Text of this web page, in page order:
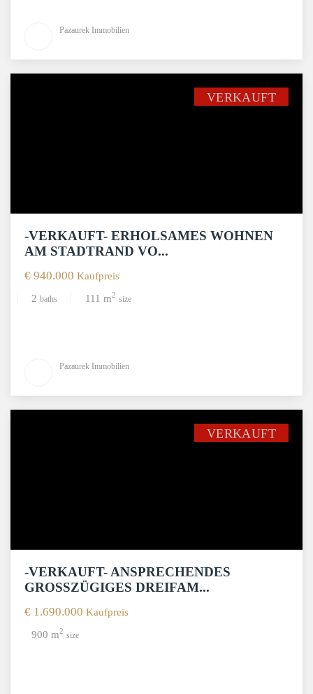
Pazaurek Immobilien
VERKAUFT
-VERKAUFT- ERHOLSAMES WOHNEN
AM STADTRAND VO...
€ 940.000 Kaufpreis
2 baths 111 m2 size
Pazaurek Immobilien
VERKAUFT
-VERKAUFT- ANSPRECHENDES
GROSSZÜGIGES DREIFAM...
€ 1.690.000 Kaufpreis
900 m2 size